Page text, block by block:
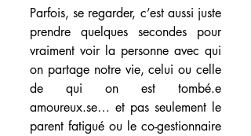
Parfois, se regarder, c’est aussi juste
prendre quelques secondes pour
vraiment voir la personne avec qui
on partage notre vie, celui ou celle
de qui on est tombé.e
amoureux.se… et pas seulement le
parent fatigué ou le co-gestionnaire